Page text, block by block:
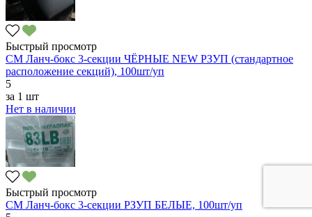
Быстрый просмотр
СМ Ланч-бокс 3-секции ЧЁРНЫЕ NEW РЗУП (cтандартное
расположение секций), 100шт/уп
5
за 1 шт
Нет в наличии
Быстрый просмотр
СМ Ланч-бокс 3-секции РЗУП БЕЛЫЕ, 100шт/уп